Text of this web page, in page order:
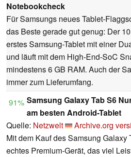
Notebookcheck
Für Samsungs neues Tablet-
das Beste gerade gut genug: Der
erstes Samsung-Tablet mit einer
und läuft mit dem High-End-SoC
mindestens 6 GB RAM. Auch der
immer zum Lieferumfang.
91% Samsung Galaxy Tab S6
am besten Android-Tablet
Quelle: Netzwelt
Archive.org
Mit dem Kauf des Samsung Galaxy
echtes Premium-Gerät, das viel